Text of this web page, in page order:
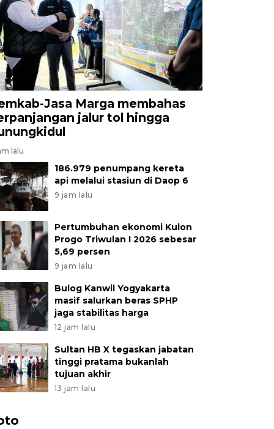
Jasa Marga membahas
jalur tol hingga
lalu
186.979 penumpang kereta
api melalui stasiun di Daop 6
9 jam lalu
Pertumbuhan ekonomi Kulon
Progo Triwulan I 2026 sebesar
5,69 persen
9 jam lalu
Bulog Kanwil Yogyakarta
masif salurkan beras SPHP
jaga stabilitas harga
12 jam lalu
Sultan HB X tegaskan jabatan
tinggi pratama bukanlah
tujuan akhir
13 jam lalu